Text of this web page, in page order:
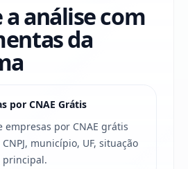
análise com
da
por CNAE Grátis
empresas por CNAE grátis
município, UF, situação
principal.